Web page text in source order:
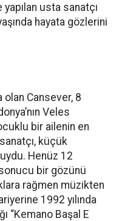
usta sanatçı
hayata gözlerini
olan Cansever, 8
Veles
bir ailenin en
küçük
Henüz 12
bir gözünü
rağmen müzikten
1992 yılında
“Kemano Başal E